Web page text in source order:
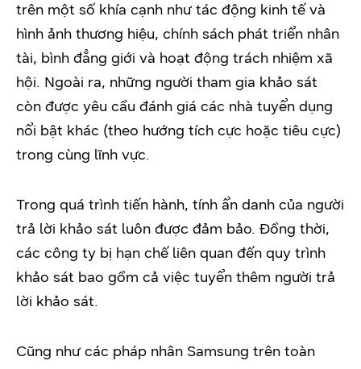
trên một số khía cạnh như tác động kinh tế và
hình ảnh thương hiệu, chính sách phát triển nhân
tài, bình đẳng giới và hoạt động trách nhiệm xã
hội. Ngoài ra, những người tham gia khảo sát
còn được yêu cầu đánh giá các nhà tuyển dụng
nổi bật khác (theo hướng tích cực hoặc tiêu cực)
trong cùng lĩnh vực.
Trong quá trình tiến hành, tính ẩn danh của người
trả lời khảo sát luôn được đảm bảo. Đồng thời,
các công ty bị hạn chế liên quan đến quy trình
khảo sát bao gồm cả việc tuyển thêm người trả
lời khảo sát.
Cũng như các pháp nhân Samsung trên toàn